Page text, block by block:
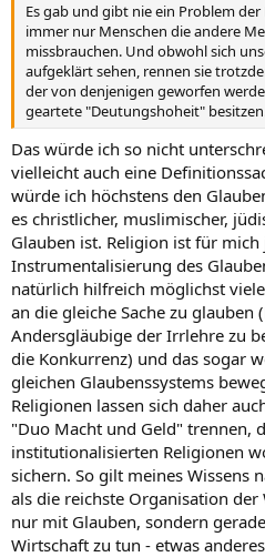
Es gab und gibt nie ein Problem
immer nur Menschen die andere
missbrauchen. Und obwohl sich
aufgeklärt sehen, rennen sie
der von denjenigen geworfen
geartete "Deutungshoheit"
Das würde ich so nicht
vielleicht auch eine
würde ich höchstens den
es christlicher, muslimischer,
Glauben ist. Religion ist für
Instrumentalisierung des
natürlich hilfreich möglichst
an die gleiche Sache zu
Andersgläubige der Irrlehre zu
die Konkurrenz) und das sogar
gleichen Glaubenssystems
Religionen lassen sich daher
"Duo Macht und Geld" trennen,
institutionalisierten Religionen
sichern. So gilt meines Wissens
als die reichste Organisation
nur mit Glauben, sondern
Wirtschaft zu tun - etwas